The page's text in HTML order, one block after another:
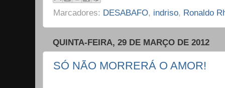
Marcadores: DESABAFO, indriso, Ronaldo
QUINTA-FEIRA, 29 DE MARÇO DE 2012
SÓ NÃO MORRERÁ O AMOR!